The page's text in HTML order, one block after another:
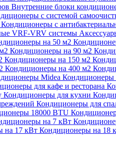
Внутренние блоки
с системой
Кондиционеры с
VRF-VRV системы
на 50 м2
Кондиционеры на 90 м2
Кондиционеры на 150 м2
Кондиционеры на 400 м2
Midea Кондиционеры
для кафе и ресторана
Кондиционеры для кухни
Кондиционеры для
18000 BTU
на 7 кВт
на 17 кВт Кондиционеры на 18